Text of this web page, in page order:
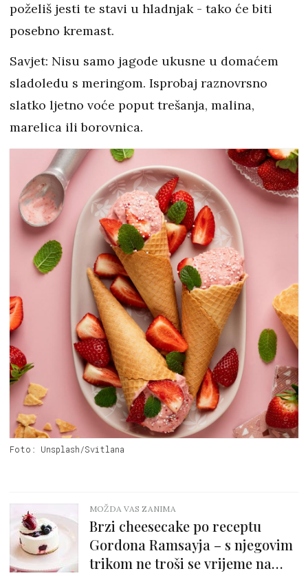
poželiš jesti te stavi u hladnjak - tako će biti
posebno kremast.
Savjet: Nisu samo jagode ukusne u domaćem
sladoledu s meringom. Isprobaj raznovrsno
slatko ljetno voće poput trešanja, malina,
marelica ili borovnica.
Foto: Unsplash/Svitlana
MOŽDA VAS ZANIMA
Brzi cheesecake po receptu
Gordona Ramsayja – s njegovim
trikom ne troši se vrijeme na